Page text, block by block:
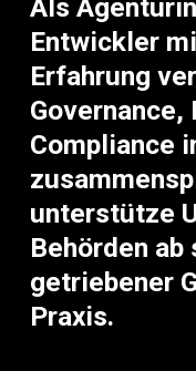
Als
Entwickler
Erfahrung
Governance,
Compliance
unterstütze
Behörden
getriebener
Praxis.